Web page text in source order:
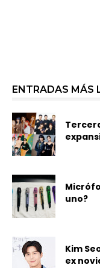
ENTRADAS MÁS
uno?
Kim
ex